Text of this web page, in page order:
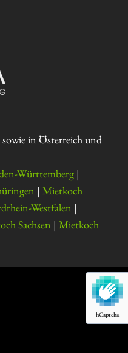
hCaptcha
in Österreich und
Württemberg |
| Mietkoch
Westfalen |
Sachsen | Mietkoch